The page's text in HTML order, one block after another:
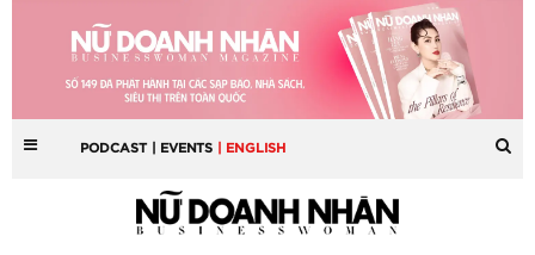
PODCAST | EVENTS | ENGLISH